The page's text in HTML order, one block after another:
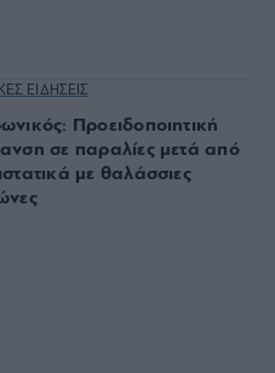
ΕΙΔΗΣΕΙΣ
Προειδοποιητική
σε παραλίες μετά από
με θαλάσσιες